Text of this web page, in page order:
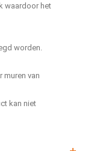
waardoor het
worden.
muren van
kan niet